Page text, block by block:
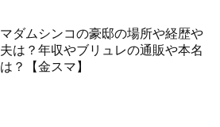
マダムシンコの豪邸の場所や経歴や
夫は？年収やブリュレの通販や本名
は？【金スマ】